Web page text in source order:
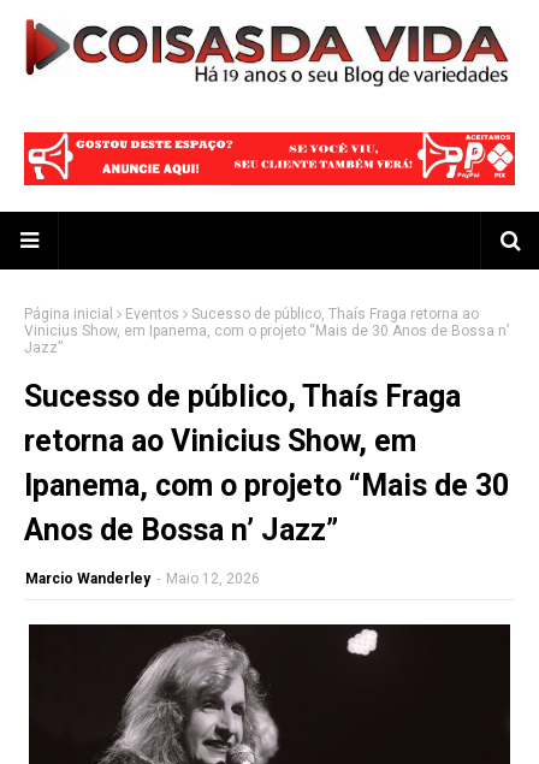
Página inicial Eventos
Sucesso de público, Thaís Fraga retorna ao
Vinicius Show, em Ipanema, com o projeto “Mais de 30 Anos de Bossa n’
Jazz”
Sucesso de público, Thaís Fraga
retorna ao Vinicius Show, em
Ipanema, com o projeto “Mais de 30
Anos de Bossa n’ Jazz”
Marcio Wanderley - Maio 12, 2026